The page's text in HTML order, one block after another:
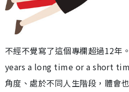
不經不覺寫了這個專欄超過12年
years a long time or a short
角度、處於不同人生階段，體會